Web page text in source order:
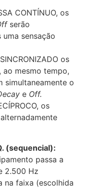
CONTÍNUO, os
serão
sensação
os
ao mesmo tempo,
simultaneamente o
e Off.
os
(sequencial):
passa a
2.500 Hz
na faixa (escolhida